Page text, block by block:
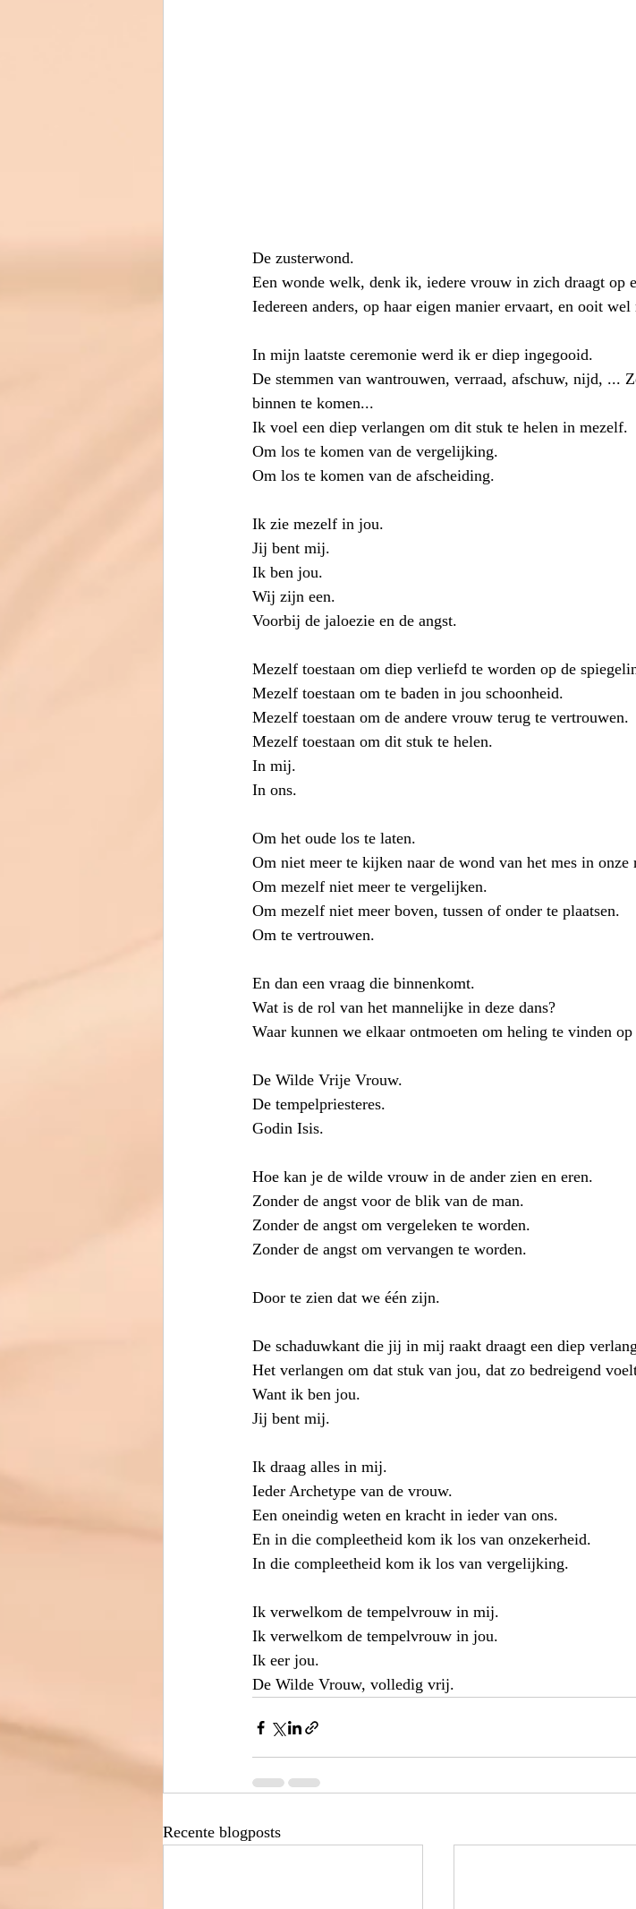
De zusterwond.
Een wonde welk, denk ik, iedere vrouw in zich draagt op
Iedereen anders, op haar eigen manier ervaart, en ooit
In mijn laatste ceremonie werd ik er diep ingegooid.
De stemmen van wantrouwen, verraad, afschuw, nijd, ...
binnen te komen...
Ik voel een diep verlangen om dit stuk te helen in mezelf.
Om los te komen van de vergelijking.
Om los te komen van de afscheiding.
Ik zie mezelf in jou.
Jij bent mij.
Ik ben jou.
Wij zijn een.
Voorbij de jaloezie en de angst.
Mezelf toestaan om diep verliefd te worden op de
Mezelf toestaan om te baden in jou schoonheid.
Mezelf toestaan om de andere vrouw terug te vertrouwen.
Mezelf toestaan om dit stuk te helen.
In mij.
In ons.
Om het oude los te laten.
Om niet meer te kijken naar de wond van het mes in onze
Om mezelf niet meer te vergelijken.
Om mezelf niet meer boven, tussen of onder te plaatsen.
Om te vertrouwen.
En dan een vraag die binnenkomt.
Wat is de rol van het mannelijke in deze dans?
Waar kunnen we elkaar ontmoeten om heling te vinden op
De Wilde Vrije Vrouw.
De tempelpriesteres.
Godin Isis.
Hoe kan je de wilde vrouw in de ander zien en eren.
Zonder de angst voor de blik van de man.
Zonder de angst om vergeleken te worden.
Zonder de angst om vervangen te worden.
Door te zien dat we één zijn.
De schaduwkant die jij in mij raakt draagt een diep
Het verlangen om dat stuk van jou, dat zo bedreigend
Want ik ben jou.
Jij bent mij.
Ik draag alles in mij.
Ieder Archetype van de vrouw.
Een oneindig weten en kracht in ieder van ons.
En in die compleetheid kom ik los van onzekerheid.
In die compleetheid kom ik los van vergelijking.
Ik verwelkom de tempelvrouw in mij.
Ik verwelkom de tempelvrouw in jou.
Ik eer jou.
De Wilde Vrouw, volledig vrij.
Recente blogposts